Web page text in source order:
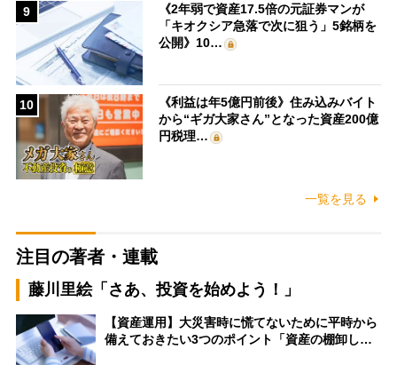
9
《2年弱で資産17.5倍の元証券マンが
「キオクシア急落で次に狙う」5銘柄を
公開》10…
10
《利益は年5億円前後》住み込みバイト
から“ギガ大家さん”となった資産200億
円税理…
一覧を見る
注目の著者・連載
藤川里絵「さあ、投資を始めよう！」
【資産運用】大災害時に慌てないために平時から
備えておきたい3つのポイント「資産の棚卸し…